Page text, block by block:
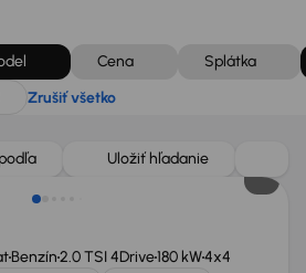
Cena
Splátka
Zrušiť všetko
Uložiť hľadanie
Benzín2.0 TSI 4Drive180 kW4x4